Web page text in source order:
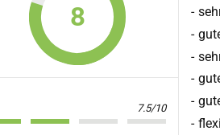
8
7.5/10